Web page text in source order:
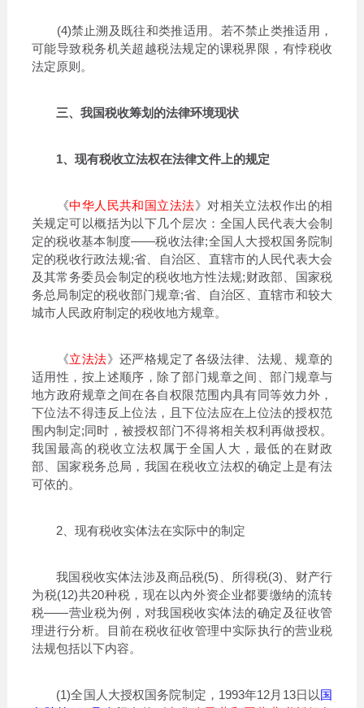
(4)禁止溯及既往和类推适用。若不禁止类推适用，
可能导致税务机关超越税法规定的课税界限，有悖税收
法定原则。
三、我国税收筹划的法律环境现状
1、现有税收立法权在法律文件上的规定
《中华人民共和国立法法》对相关立法权作出的相
关规定可以概括为以下几个层次：全国人民代表大会制
定的税收基本制度——税收法律;全国人大授权国务院制
定的税收行政法规;省、自治区、直辖市的人民代表大会
及其常务委员会制定的税收地方性法规;财政部、国家税
务总局制定的税收部门规章;省、自治区、直辖市和较大
城市人民政府制定的税收地方规章。
《立法法》还严格规定了各级法律、法规、规章的
适用性，按上述顺序，除了部门规章之间、部门规章与
地方政府规章之间在各自权限范围内具有同等效力外，
下位法不得违反上位法，且下位法应在上位法的授权范
围内制定;同时，被授权部门不得将相关权利再做授权。
我国最高的税收立法权属于全国人大，最低的在财政
部、国家税务总局，我国在税收立法权的确定上是有法
可依的。
2、现有税收实体法在实际中的制定
我国税收实体法涉及商品税(5)、所得税(3)、财产行
为税(12)共20种税，现在以內外资企业都要缴纳的流转
税——营业税为例，对我国税收实体法的确定及征收管
理进行分析。目前在税收征收管理中实际执行的营业税
法规包括以下内容。
(1)全国人大授权国务院制定，1993年12月13日以国